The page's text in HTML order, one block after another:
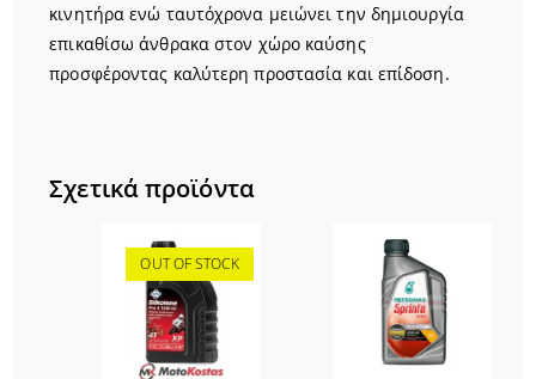
κινητήρα ενώ ταυτόχρονα μειώνει την δημιουργία
επικαθίσω άνθρακα στον χώρο καύσης
προσφέροντας καλύτερη προστασία και επίδοση.
Σχετικά προϊόντα
OUT OF STOCK